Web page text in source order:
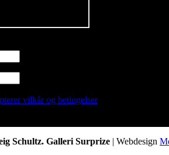
vilkår og betingelser
Schultz. Galleri Surprize | Webdesign